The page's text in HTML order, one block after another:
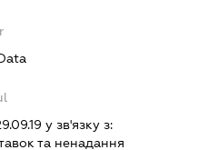
у зв'язку з:
та ненадання